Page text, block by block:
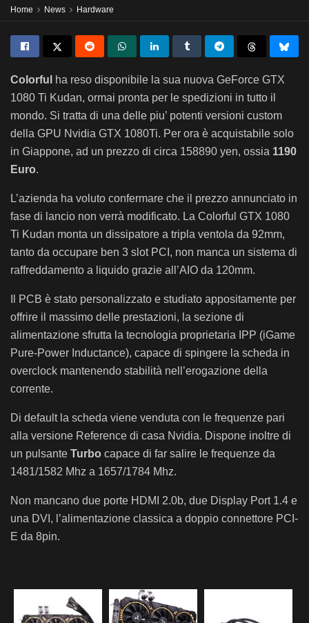
Home News Hardware
Colorful
ha reso disponibile la sua nuova GeForce GTX
1080 Ti Kudan, ormai pronta per le spedizioni in tutto il
mondo. Si tratta di una delle piu’ potenti versioni custom
della GPU Nvidia GTX 1080Ti. Per ora è acquistabile solo
in Giappone, ad un prezzo di circa 158890 yen, ossia 1190
Euro.
L’azienda ha voluto confermare che il prezzo annunciato in
fase di lancio non verrà modificato. La Colorful GTX 1080
Ti Kudan monta un dissipatore a tripla ventola da 92mm,
tanto da occupare ben 3 slot PCI, non manca un sistema di
raffreddamento a liquido grazie all’AIO da 120mm.
Il PCB è stato personalizzato e studiato appositamente per
offrire il massimo delle prestazioni, la sezione di
alimentazione sfrutta la tecnologia proprietaria IPP (iGame
Pure-Power Inductance), capace di spingere la scheda in
overclock mantenendo stabilità nell’erogazione della
corrente.
Di default la scheda viene venduta con le frequenze pari
alla versione Reference di casa Nvidia. Dispone inoltre di
un pulsante Turbo capace di far salire le frequenze da
1481/1582 Mhz a 1657/1784 Mhz.
Non mancano due porte HDMI 2.0b, due Display Port 1.4 e
una DVI, l’alimentazione classica a doppio connettore PCI-
E da 8pin.